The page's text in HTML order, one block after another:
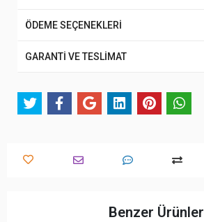
ÖDEME SEÇENEKLERİ
GARANTİ VE TESLİMAT
Benzer Ürünler